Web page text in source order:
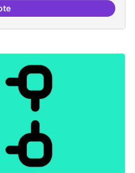
Mapeig d'experiències